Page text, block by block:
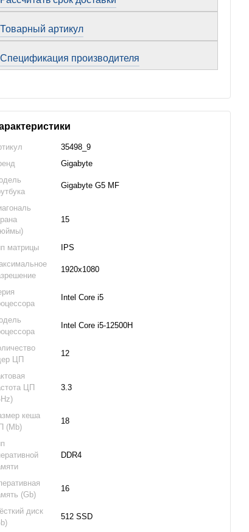
Товарный артикул
Спецификация производителя
35498_9
Gigabyte
Gigabyte G5 MF
15
матрицы
IPS
1920x1080
Intel Core i5
Intel Core i5-12500H
ЦП
12
ЦП
3.3
кеша
(Mb)
18
DDR4
(Gb)
16
диск
512 SSD